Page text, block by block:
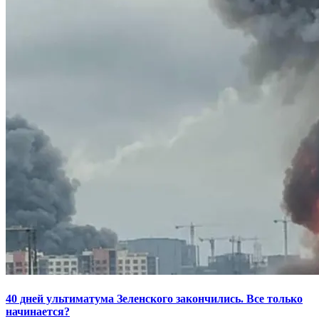
40 дней ультиматума Зеленского закончились. Все только
начинается?